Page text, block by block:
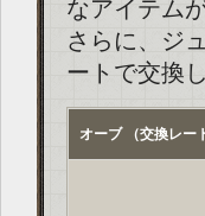
なアイテム
さらに、ジ
ートで交換
オーブ （交換レー